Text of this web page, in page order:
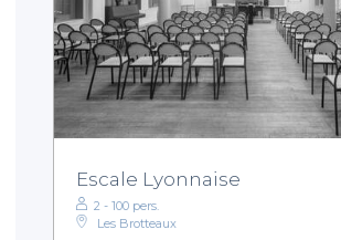
Escale Lyonnaise
2 - 100 pers.
Les Brotteaux